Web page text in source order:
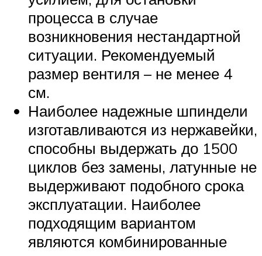
процесса в случае
возникновения нестандартной
ситуации. Рекомендуемый
размер вентиля – не менее 4
см.
Наиболее надежные шпиндели
изготавливаются из нержавейки,
способны выдержать до 1500
циклов без замены, латунные не
выдерживают подобного срока
эксплуатации. Наиболее
подходящим вариантом
являются комбинированные